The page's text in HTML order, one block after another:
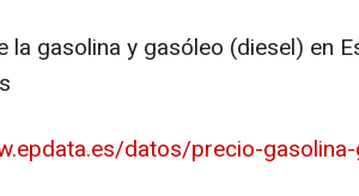
la gasolina y gasóleo (diesel) en
datos/precio-gasolina-